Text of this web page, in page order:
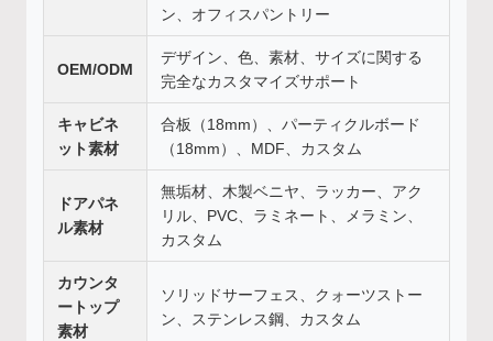
ン、オフィスパントリー
OEM/ODM
デザイン、色、素材、サイズに関する
完全なカスタマイズサポート
キャビネ
ット素材
合板（18mm）、パーティクルボード
（18mm）、MDF、カスタム
ドアパネ
ル素材
無垢材、木製ベニヤ、ラッカー、アク
リル、PVC、ラミネート、メラミン、
カスタム
カウンタ
ートップ
素材
ソリッドサーフェス、クォーツストー
ン、ステンレス鋼、カスタム